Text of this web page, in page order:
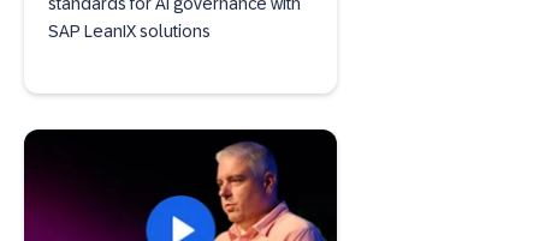
SAP LeanIX solutions